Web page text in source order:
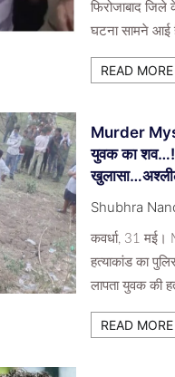
फिरोजाबाद जिले
घटना सामने आई
READ MORE
Murder
युवक का शव…!
Shubhra
कवर्धा, 31 मई।
हत्याकांड का
लापता युवक की
READ MORE